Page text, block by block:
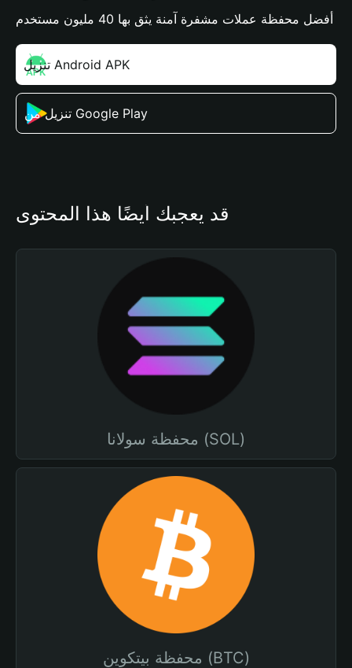
أفضل محفظة عملات مشفرة آمنة يثق بها 40 مليون مستخدم
تنزيل Android APK
تنزيل من Google Play
قد يعجبك أيضًا هذا المحتوى
محفظة سولانا (SOL)
محفظة بيتكوين (BTC)